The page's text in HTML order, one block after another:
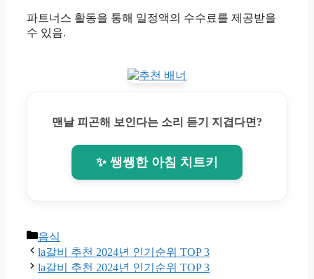
파트너스 활동을 통해 일정액의 수수료를 제공받을
수 있음.
맨날 피곤해 보인다는 소리 듣기 지겹다면?
✨ 쌩쌩한 아침 치트키
Categories
음식
la갈비 추천 2024년 인기순위 TOP 3
la갈비 추천 2024년 인기순위 TOP 3